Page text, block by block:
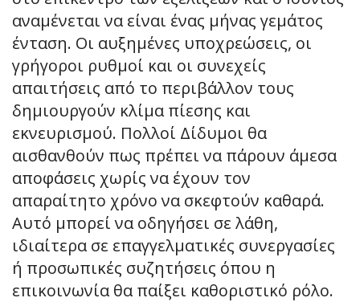
αναμένεται να είναι ένας μήνας γεμάτος
ένταση. Οι αυξημένες υποχρεώσεις, οι
γρήγοροι ρυθμοί και οι συνεχείς
απαιτήσεις από το περιβάλλον τους
δημιουργούν κλίμα πίεσης και
εκνευρισμού. Πολλοί Δίδυμοι θα
αισθανθούν πως πρέπει να πάρουν άμεσα
αποφάσεις χωρίς να έχουν τον
απαραίτητο χρόνο να σκεφτούν καθαρά.
Αυτό μπορεί να οδηγήσει σε λάθη,
ιδιαίτερα σε επαγγελματικές συνεργασίες
ή προσωπικές συζητήσεις όπου η
επικοινωνία θα παίξει καθοριστικό ρόλο.